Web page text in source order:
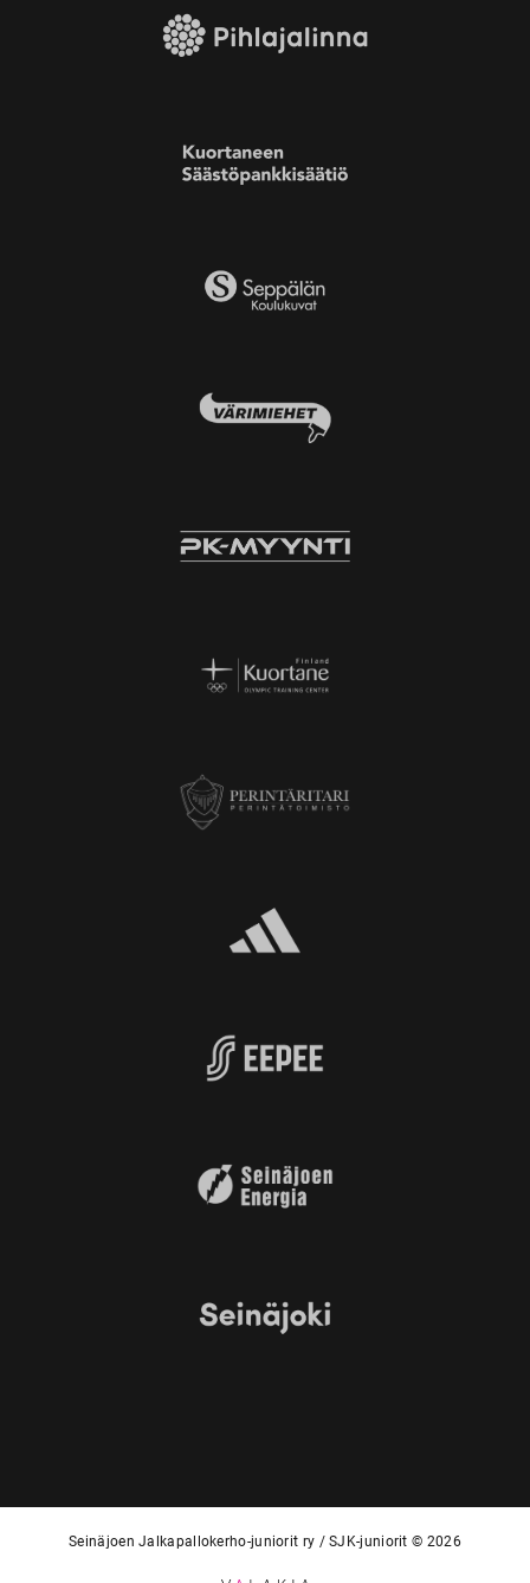
Seinäjoen Jalkapallokerho-juniorit ry / SJK-juniorit © 2026